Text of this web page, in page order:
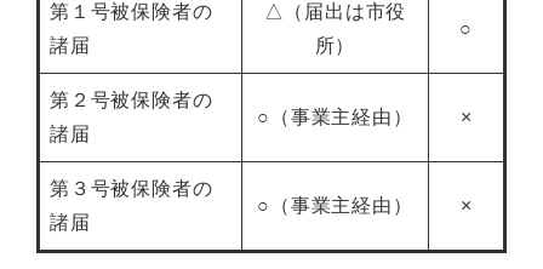
第１号被保険者の
諸届
△（届出は市役
所）
○
第２号被保険者の
諸届
○（事業主経由） ×
第３号被保険者の
諸届
○（事業主経由） ×